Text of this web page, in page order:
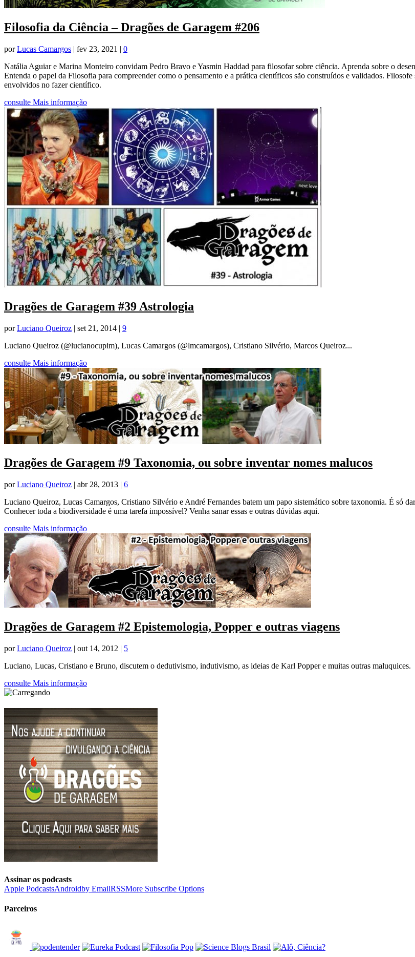
Filosofia da Ciência – Dragões de Garagem #206
porLucas Camargos | fev 23, 2021 | 0
Natália Aguiar e Marina Monteiro convidam Pedro Bravo e Yasmin Haddad para filosofar sobre ciência. Aprenda sobre o
Entenda o papel da Filosofia para compreender como o pensamento e a prática científicos são construídos e validados.
envolvidos no fazer científico.
consulte Mais informação
Dragões de Garagem #39 Astrologia
porLuciano Queiroz | set 21, 2014 | 9
Luciano Queiroz (@lucianocupim), Lucas Camargos (@lmcamargos), Cristiano Silvério, Marcos Queiroz...
consulte Mais informação
Dragões de Garagem #9 Taxonomia, ou sobre inventar nomes malucos
porLuciano Queiroz | abr 28, 2013 | 6
Luciano Queiroz, Lucas Camargos, Cristiano Silvério e André Fernandes batem um papo sistemático sobre taxonomia. É só
Conhecer toda a biodiversidade é uma tarefa impossível? Venha sanar essas e outras dúvidas aqui.
consulte Mais informação
Dragões de Garagem #2 Epistemologia, Popper e outras viagens
porLuciano Queiroz | out 14, 2012 | 5
Luciano, Lucas, Cristiano e Bruno, discutem o dedutivismo, indutivismo, as ideias de Karl Popper e muitas outras maluquices.
consulte Mais informação
Assinar os podcasts
Apple PodcastsAndroidby EmailRSSMore Subscribe Options
Parceiros